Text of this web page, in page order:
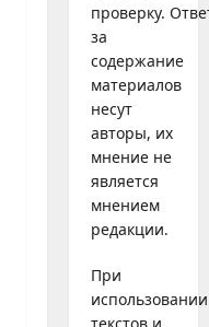
проверку.
за
содержание
материалов
несут
авторы, их
мнение не
является
мнением
редакции.
При
использовании